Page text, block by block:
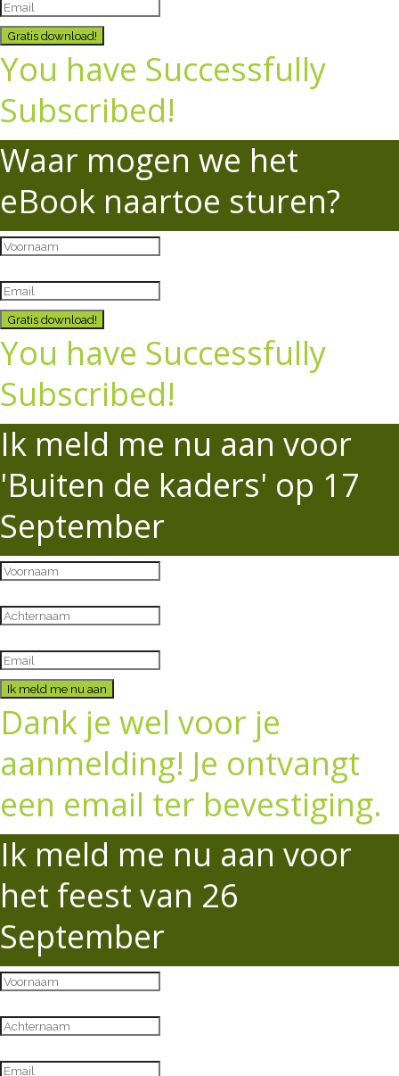
Gratis download!
You have Successfully
Subscribed!
Waar mogen we het
eBook naartoe sturen?
Gratis download!
You have Successfully
Subscribed!
Ik meld me nu aan voor
'Buiten de kaders' op 17
September
Ik meld me nu aan
Dank je wel voor je
aanmelding! Je ontvangt
een email ter bevestiging.
Ik meld me nu aan voor
het feest van 26
September